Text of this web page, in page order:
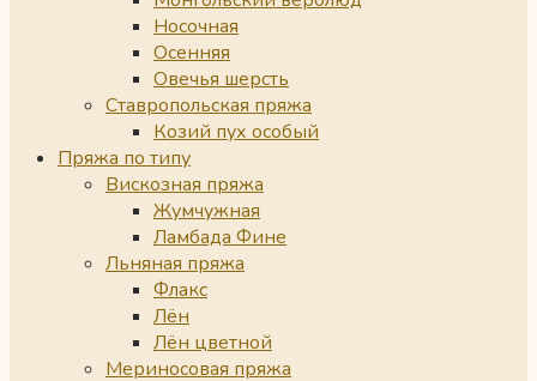
Носочная
Осенняя
Овечья шерсть
Ставропольская пряжа
Козий пух особый
Пряжа по типу
Вискозная пряжа
Жумчужная
Ламбада Фине
Льняная пряжа
Флакс
Лён
Лён цветной
Мериносовая пряжа